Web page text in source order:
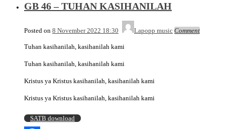
GB 46 – TUHAN KASIHANILAH
Posted on 8 November 2022 18:30 Lapopp music Comment
Tuhan kasihanilah, kasihanilah kami
Tuhan kasihanilah, kasihanilah kami
Kristus ya Kristus kasihanilah, kasihanilah kami
Kristus ya Kristus kasihanilah, kasihanilah kami
SATB download